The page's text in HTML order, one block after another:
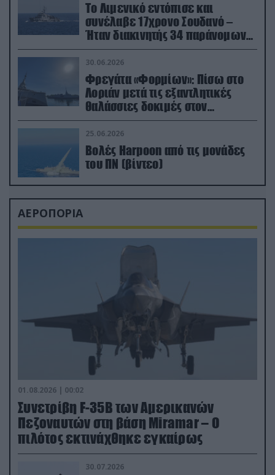
Το Λιμενικό εντόπισε και
συνέλαβε 17χρονο Σουδανό –
Ήταν διακινητής 34 παράνομων
μεταναστών
30.06.2026
Φρεγάτα «Φορμίων»: Πίσω στο
Λοριάν μετά τις εξαντλητικές
θαλάσσιες δοκιμές στον
απαιτητικό Βισκαϊκό
25.06.2026
Βολές Harpoon από τις μονάδες
του ΠΝ (βίντεο)
ΑΕΡΟΠΟΡΙΑ
01.08.2026 | 00:02
Συνετρίβη F-35B των Αμερικανών
Πεζοναυτών στη βάση Miramar – Ο
πιλότος εκτινάχθηκε εγκαίρως
30.07.2026